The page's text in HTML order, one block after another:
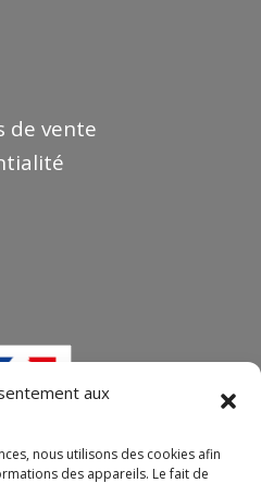
aux
nous utilisons des cookies afin
des appareils. Le fait de
de vente